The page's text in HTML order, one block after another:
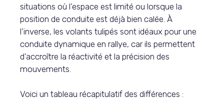
situations où l’espace est limité ou lorsque la
position de conduite est déjà bien calée. À
l’inverse, les volants tulipés sont idéaux pour une
conduite dynamique en rallye, car ils permettent
d’accroître la réactivité et la précision des
mouvements.
Voici un tableau récapitulatif des différences :